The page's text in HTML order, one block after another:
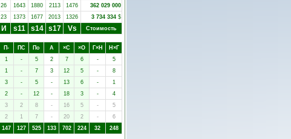
26 1643 1880 2113 1476
362 029 000
23 1373 1677 2013 1326 3 734 334 $
И s11 s14 s17 Vs Стоимость
П- ПC Пo А ×C ×O Г×Н
Н×Г
1 - 5 2 7 6 -
5
1 - 7 3 12 5 -
8
3 - 5 - 13 6 -
1
2 - 12 - 18 3 -
4
3 2 8 - 16 5 -
5
2 1 7 - 20 2 -
6
147 127 525 133 702 224 32 248